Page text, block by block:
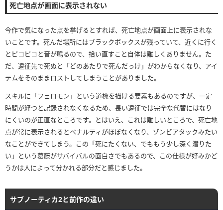
死亡地点が画面に表示されない
今作で気になった点を挙げるとすれば、死亡地点が画面上に表示されな
いことです。死んだ場所にはブラックボックスが残っていて、近くに行く
とピコピコと音が鳴るので、拾い直すこと自体は難しくありません。た
だ、遠征先で死ぬと「どのあたりで死んだっけ」がわからなくなり、アイ
テムをそのままロストしてしまうことがありました。
スキルに「フェロモン」という道標を描ける要素もあるのですが、一定
時間が経つと記録されなくなるため、長い遠征では完全な代替にはなり
にくいのが正直なところです。とはいえ、これは難しいところで、死亡地
点が常に表示されるとペナルティがほぼなくなり、ゾンビアタックみたい
なことができてしまう。この「死にたくない、でももう少し深く潜りた
い」という葛藤がサバイバルの面白さでもあるので、この仕様が好みかど
うかは人によって分かれる部分だと感じました。
サブノーティカ2と前作の違い